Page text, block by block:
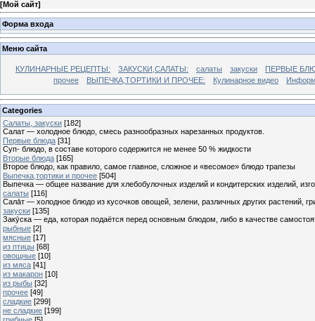
[Мой сайт]
Форма входа
Меню сайта
КУЛИНАРНЫЕ РЕЦЕПТЫ: ЗАКУСКИ,САЛАТЫ: салаты закуски
ПЕРВЫЕ
прочее
ВЫПЕЧКА,ТОРТИКИ И ПРОЧЕЕ: Кулинарное видео
Categories
Cалаты, закуски [182]
Салат — холодное блюдо, смесь разнообразных нарезанных продуктов.
Первые блюда [31]
Суп- блюдо, в составе которого содержится не менее 50 % жидкости
Вторые блюда [165]
Второе блюдо, как правило, самое главное, сложное и «весомое» блюдо трапезы
Выпечка,тортики и прочее [504]
Выпечка — общее название для хлебобулочных изделий и кондитерских изделий,
салаты [116]
Сала́т — холодное блюдо из кусочков овощей, зелени, различных других растений,
закуски [135]
Заку́ска — еда, которая подаётся перед основным блюдом, либо в качестве
рыбные [2]
мясные [17]
из птицы [68]
овощные [10]
из мяса [41]
из макарон [10]
из рыбы [32]
прочее [49]
сладкие [299]
не сладкие [199]